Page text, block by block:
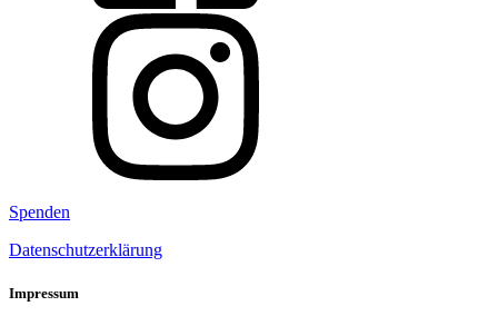
Spenden
Datenschutzerklärung
Impressum